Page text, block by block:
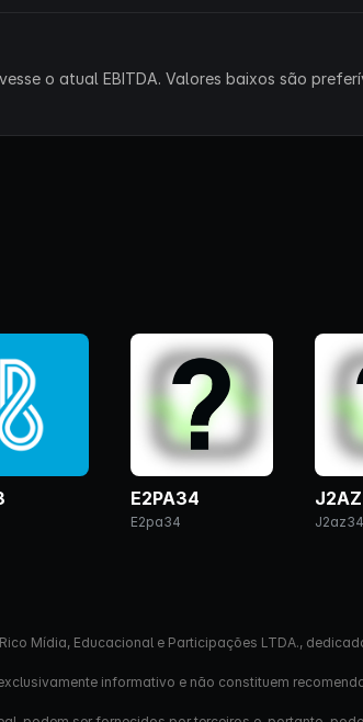
o atual EBITDA. Valores baixos são
E2PA34
E2pa34 J2az34
Mídia, Educacional e Participações LTDA.,
informativo e não constituem